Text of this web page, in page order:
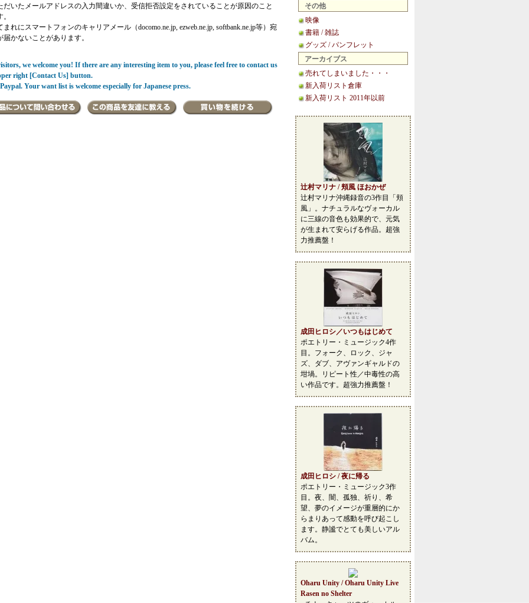
その他
映像
書籍 / 雑誌
グッズ / パンフレット
アーカイブス
売れてしまいました・・・
新入荷リスト倉庫
新入荷リスト 2011年以前
辻村マリナ / 頬風 ほおかぜ
辻村マリナ沖縄録音の3作目「頬
風」。ナチュラルなヴォーカル
に三線の音色も効果的で、元気
が生まれて安らげる作品。超強
力推薦盤！
成田ヒロシ／いつもはじめて
ポエトリー・ミュージック4作
目。フォーク、ロック、ジャ
ズ、ダブ、アヴァンギャルドの
坩堝。リピート性／中毒性の高
い作品です。超強力推薦盤！
成田ヒロシ / 夜に帰る
ポエトリー・ミュージック3作
目。夜、闇、孤独、祈り、希
望、夢のイメージが重層的にか
らまりあって感動を呼び起こし
ます。静謐でとても美しいアル
バム。
Oharu Unity / Oharu Unity Live
Rasen no Shelter
だいたメールアドレスの入力間違いか、受信拒否設定をされていることが原因のこと
まれにスマートフォンのキャリアメール（docomo.ne.jp, ezweb.ne.jp, softbank.ne.jp等）宛
届かないことがあります。
we welcome you! If there are any interesting item to you, please feel free to contact us
right [Contact Us] button.
Your want list is welcome especially for Japanese press.